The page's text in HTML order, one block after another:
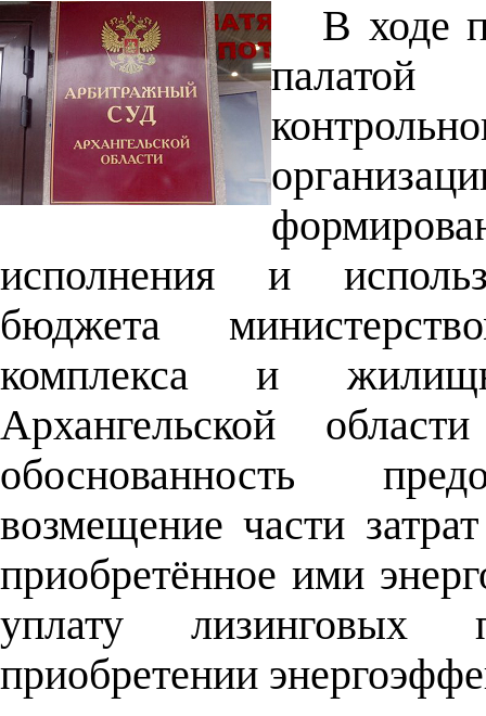
В ходе
палатой
исполнения и
бюджета
комплекса и
Архангельской
обоснованность
возмещение части
приобретённое ими
уплату лизинговых
приобретении